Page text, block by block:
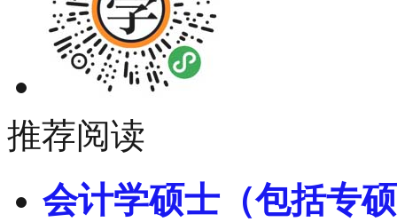
推荐阅读
会计学硕士（包括专